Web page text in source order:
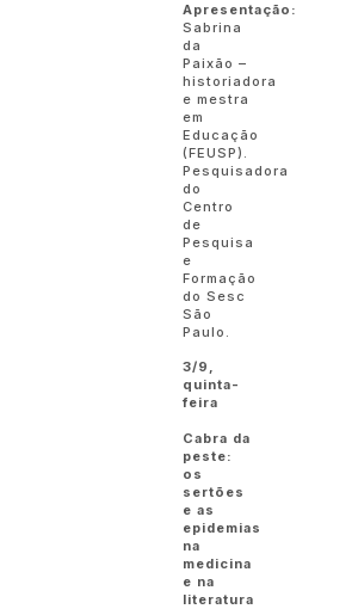
Apresentação:
Sabrina
da
Paixão –
historiadora
e mestra
em
Educação
(FEUSP).
Pesquisadora
do
Centro
de
Pesquisa
e
Formação
do Sesc
São
Paulo.
3/9,
quinta-
feira
Cabra da
peste:
os
sertões
e as
epidemias
na
medicina
e na
literatura